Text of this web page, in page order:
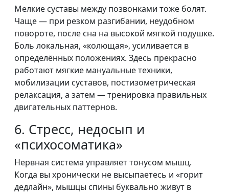
Мелкие суставы между позвонками тоже болят.
Чаще — при резком разгибании, неудобном
повороте, после сна на высокой мягкой подушке.
Боль локальная, «колющая», усиливается в
определённых положениях. Здесь прекрасно
работают мягкие мануальные техники,
мобилизации суставов, постизометрическая
релаксация, а затем — тренировка правильных
двигательных паттернов.
6. Стресс, недосып и
«психосоматика»
Нервная система управляет тонусом мышц.
Когда вы хронически не высыпаетесь и «горит
дедлайн», мышцы спины буквально живут в